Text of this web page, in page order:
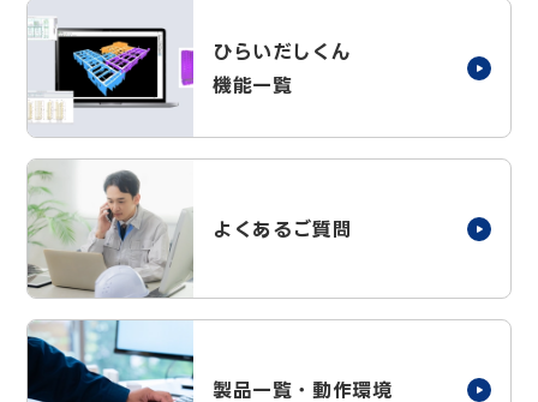
ひらいだしくん
機能一覧
よくあるご質問
製品一覧・動作環境